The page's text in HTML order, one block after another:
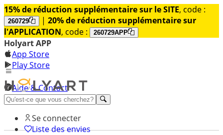
15% de réduction supplémentaire sur le SITE, code :
260729 | 20% de réduction supplémentaire sur
l'APPLICATION, code : 260729APP
Holyart APP
App Store
Play Store
Aide & Contact
Découvrez Premium
Se connecter
Liste des envies